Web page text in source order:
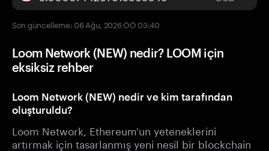
Son güncelleme: 06 Ağu, 2026 ÖÖ 03:40
Loom Network (NEW) nedir? LOOM için
eksiksiz rehber
Loom Network (NEW) nedir ve kim tarafından
oluşturuldu?
Loom Network, Ethereum'un yeteneklerini
artırmak için tasarlanmış yeni nesil bir blockchain